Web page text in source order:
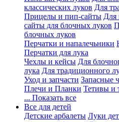
классических луков Для
Прицелы и пип-сайты Для
сайты для блочных луков
блочных луков
Перчатки и напалечьники
Перчатки для лука
Чехлы и кейсы Для
лука Для традиционного
Уход и запчасти Запасные
Плечи и Планки Тетивы и
... Показать все
Все для детей
Детские арбалеты Луки